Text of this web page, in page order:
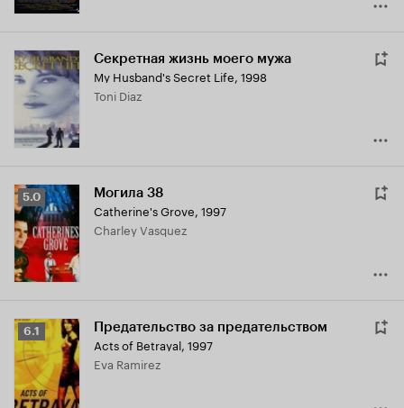
Секретная жизнь моего мужа
My Husband's Secret Life, 1998
Toni Diaz
Рейтинг
Кинопоиска
5.0
5.0 Могила 38
Catherine's Grove, 1997
Charley Vasquez
Рейтинг
Кинопоиска
6.1
6.1 Предательство за предательством
Acts of Betrayal, 1997
Eva Ramirez